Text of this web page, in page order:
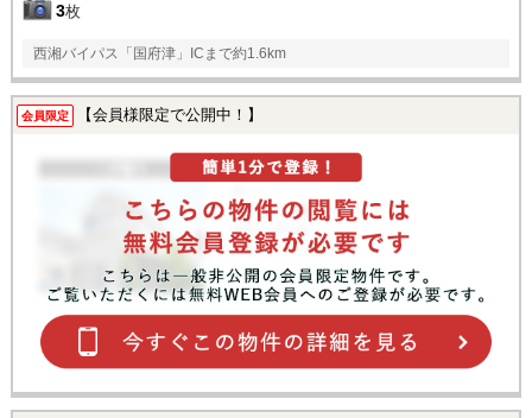
3枚
西湘バイパス「国府津」ICまで約1.6km
会員限定 【会員様限定で公開中！】